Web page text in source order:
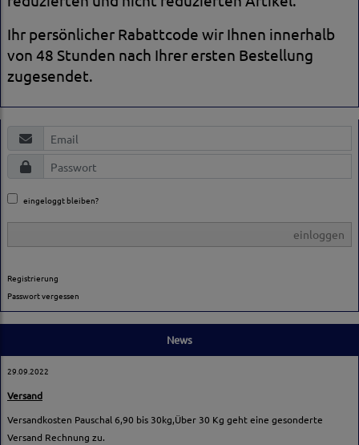
Ihr persönlicher Rabattcode wir Ihnen innerhalb
von 48 Stunden nach Ihrer ersten Bestellung
zugesendet.
eingeloggt bleiben?
einloggen
Registrierung
Passwort vergessen
News
29.09.2022
Versand
Versandkosten Pauschal 6,90 bis 30kg,Über 30 Kg geht eine gesonderte
Versand Rechnung zu.